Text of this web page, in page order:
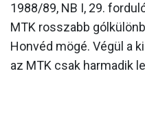
1988/89, NB I, 29.
MTK rosszabb
Honvéd mögé. Végül a
az MTK csak harmadik